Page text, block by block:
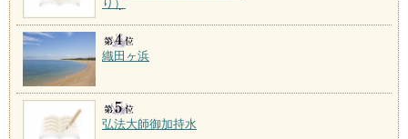
り）
織田ヶ浜
弘法大師御加持水